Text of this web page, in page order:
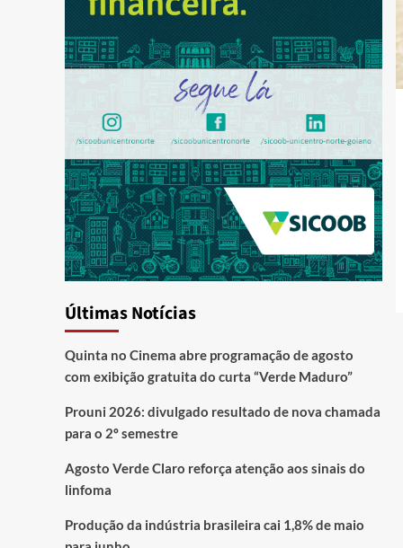
Últimas Notícias
Quinta no Cinema abre programação de agosto
com exibição gratuita do curta “Verde Maduro”
Prouni 2026: divulgado resultado de nova chamada
para o 2º semestre
Agosto Verde Claro reforça atenção aos sinais do
linfoma
Produção da indústria brasileira cai 1,8% de maio